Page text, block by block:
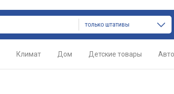
только штативы
Климат Дом Детские товары Авто